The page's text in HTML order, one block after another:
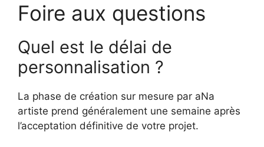
Foire aux questions
Quel est le délai de
personnalisation ?
La phase de création sur mesure par aNa
artiste prend généralement une semaine après
l’acceptation définitive de votre projet.